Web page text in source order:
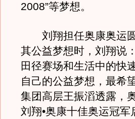
2008”等梦想。
刘翔担任奥康奥运圆
其公益梦想时，刘翔说
田径赛场和生活中的快
自己的公益梦想，最希
集团高层王振滔透露，
刘翔•奥康十佳奥运冠